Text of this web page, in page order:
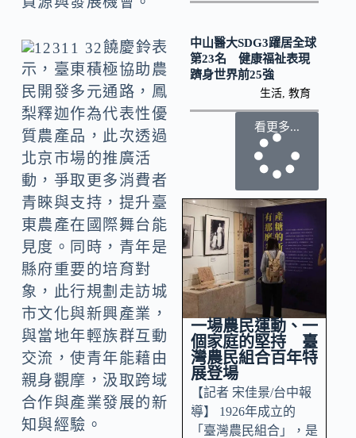
饒慶鈴表
示，臺東積極協助農
民開發多元通路，鳳
梨釋迦作為代表性優
質農產品，此次透過
北京市場的推廣活
動，爭取更多消費者
青睞與支持，提升臺
東農產在國際舞台能
見度。同時，青年是
縣府重要的培育對
象，此行規劃走訪城
市文化與新興產業，
與當地年輕族群互動
交流，使青年能藉由
親身觀摩，汲取跨域
合作與產業發展的新
知與經驗。
中山醫大SDG3躍居全球
第23名 健康福祉表現
躋身世界前25強
生活 ,教育
看更多...
一場農民運動、一
個家庭的堅持 臺
灣農民組合百年特
展登場
【記者 宋佳景/台中報
導】 1926年成立的
「臺灣農民組合」，是